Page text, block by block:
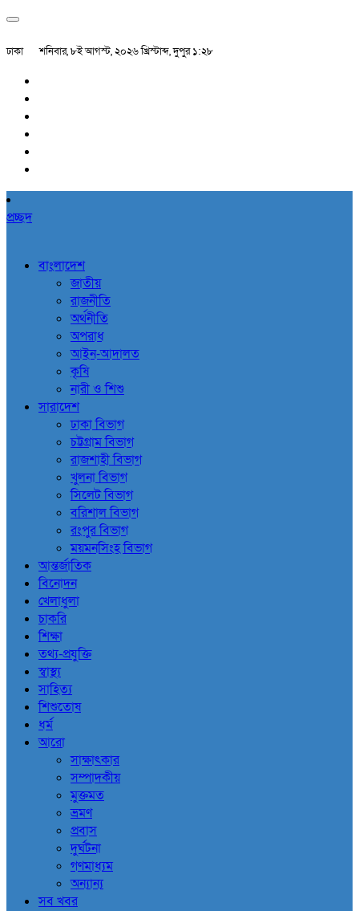
ঢাকা শনিবার, ৮ই আগস্ট, ২০২৬ খ্রিস্টাব্দ, দুপুর ১:২৮
প্রচ্ছদ
বাংলাদেশ
জাতীয়
রাজনীতি
অর্থনীতি
অপরাধ
আইন-আদালত
কৃষি
নারী ও শিশু
সারাদেশ
ঢাকা বিভাগ
চট্টগ্রাম বিভাগ
রাজশাহী বিভাগ
খুলনা বিভাগ
সিলেট বিভাগ
বরিশাল বিভাগ
রংপুর বিভাগ
ময়মনসিংহ বিভাগ
আন্তর্জাতিক
বিনোদন
খেলাধুলা
চাকরি
শিক্ষা
তথ্য-প্রযুক্তি
স্বাস্থ্য
সাহিত্য
শিশুতোষ
ধর্ম
আরো
সাক্ষাৎকার
সম্পাদকীয়
মুক্তমত
ভ্রমণ
প্রবাস
দুর্ঘটনা
গণমাধ্যম
অন্যান্য
সব খবর